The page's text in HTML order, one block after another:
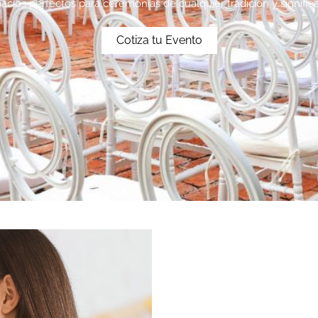
perfectos para ceremonias de cualquier tradición y
Cotiza tu Evento